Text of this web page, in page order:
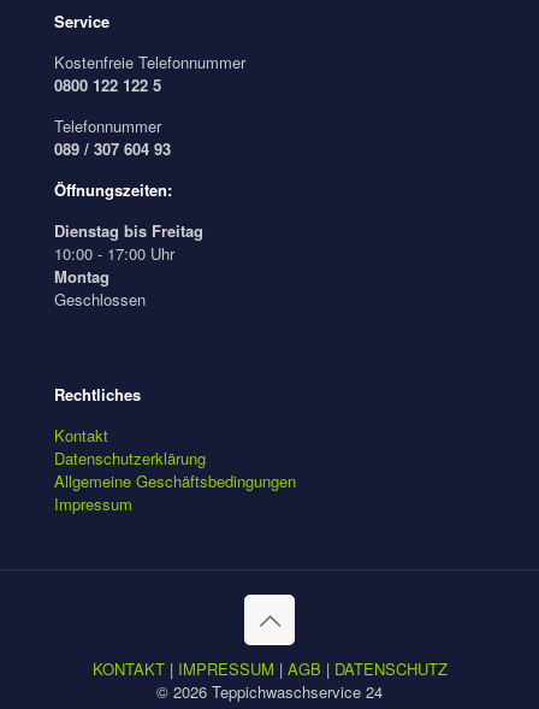
Service
Kostenfreie Telefonnummer
0800 122 122 5
Telefonnummer
089 / 307 604 93
Öffnungszeiten:
Dienstag bis Freitag
10:00 - 17:00 Uhr
Montag
Geschlossen
Rechtliches
Kontakt
Datenschutzerklärung
Allgemeine Geschäftsbedingungen
Impressum
KONTAKT| IMPRESSUM | AGB | DATENSCHUTZ
© 2026 Teppichwaschservice 24